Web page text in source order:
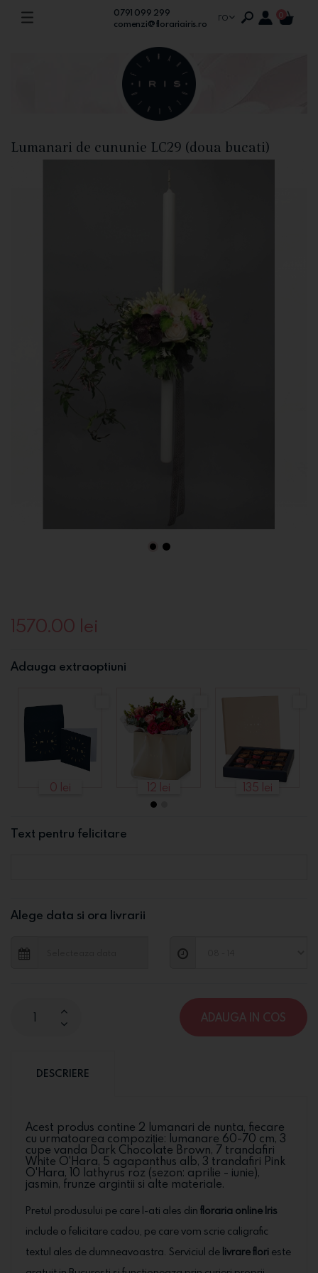
0791 099 299
comenzi@florariairis.ro
ro 0
Lumanari de cununie LC29 (doua bucati)
1570.00 lei
Adauga extraoptiuni
0 lei 12 lei 135 lei
Text pentru felicitare
Alege data si ora livrarii
ADAUGA IN COS
DESCRIERE
Acest produs contine 2 lumanari de nunta, fiecare
cu urmatoarea compoziție: lumanare 60-70 cm, 3
cupe vanda Dark Chocolate Brown, 7 trandafiri
White O'Hara, 5 agapanthus alb, 3 trandafiri Pink
O'Hara, 10 lathyrus roz (sezon: aprilie - iunie),
jasmin, frunze argintii si alte materiale.
Pretul produsului pe care l-ati ales din floraria online Iris
include o felicitare cadou, pe care vom scrie caligrafic
textul ales de dumneavoastra. Serviciul de livrare flori este